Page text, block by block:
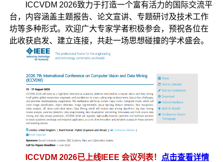
ICCVDM 2026致力于打造一个富有活力的国际交流平
台，内容涵盖主题报告、论文宣讲、专题研讨及技术工作
坊等多种形式。欢迎广大专家学者积极参会，预祝各位在
此收获启发、建立连接，共赴一场思想碰撞的学术盛会。
ICCVDM 2026已上线IEEE 会议列表！ 点击查看详情